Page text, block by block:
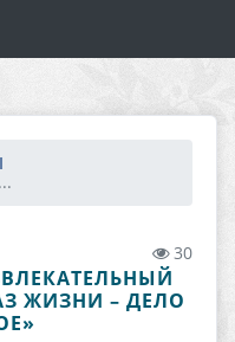
30
ЖИЗНИ – ДЕЛО